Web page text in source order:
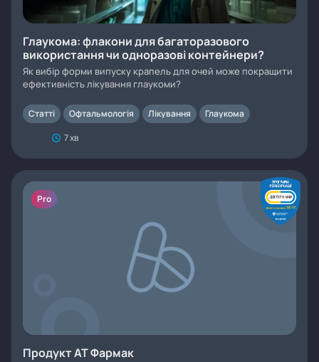
Глаукома: флакони для багаторазового
використання чи одноразові контейнери?
Як вибір форми випуску крапель для очей може покращити
ефективність лікування глаукоми?
Статті Офтальмологія Лікування
Глаукома
7 хв
Pro
Продукт АТ Фармак